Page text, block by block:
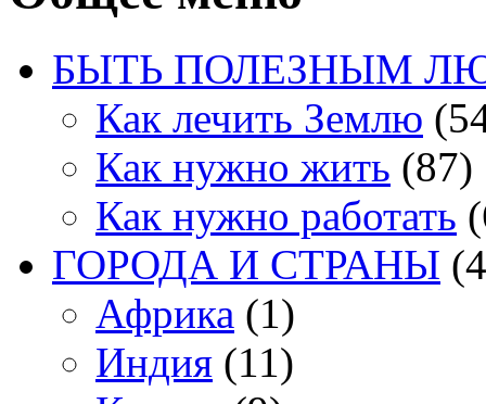
БЫТЬ ПОЛЕЗНЫМ
Как лечить Землю
Как нужно жить (87)
Как нужно работать
ГОРОДА И СТРАНЫ
Африка (1)
Индия (11)